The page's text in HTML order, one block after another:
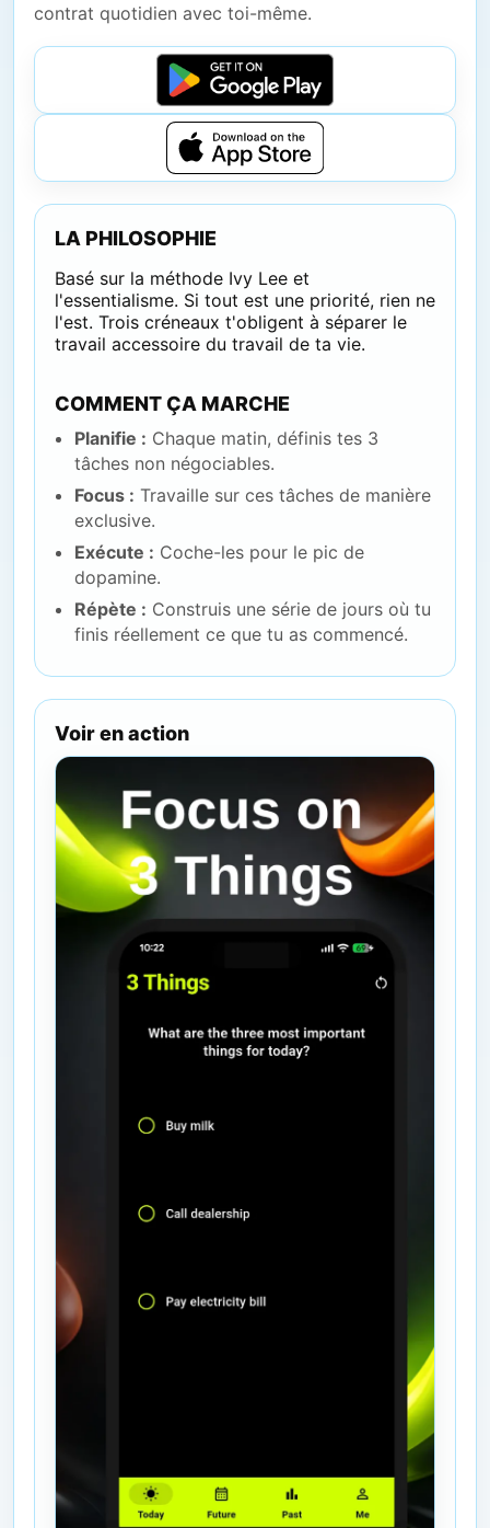
contrat quotidien avec toi-même.
LA PHILOSOPHIE
Basé sur la méthode Ivy Lee et
l'essentialisme. Si tout est une priorité, rien ne
l'est. Trois créneaux t'obligent à séparer le
travail accessoire du travail de ta vie.
COMMENT ÇA MARCHE
Planifie : Chaque matin, définis tes 3
tâches non négociables.
Focus : Travaille sur ces tâches de manière
exclusive.
Exécute : Coche-les pour le pic de
dopamine.
Répète : Construis une série de jours où tu
finis réellement ce que tu as commencé.
Voir en action